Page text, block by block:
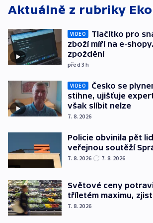
Aktuálně z rubriky
VIDEO
Tlačítko pro
zboží míří na e-
zpoždění
před 3h
VIDEO
Česko se
stihne, ujišťuje
však slíbit nelze
7. 8. 2026
Policie obvinila pět
veřejnou soutěží
7. 8. 2026 7. 8. 2026
Světové ceny
tříletém maximu,
7. 8. 2026